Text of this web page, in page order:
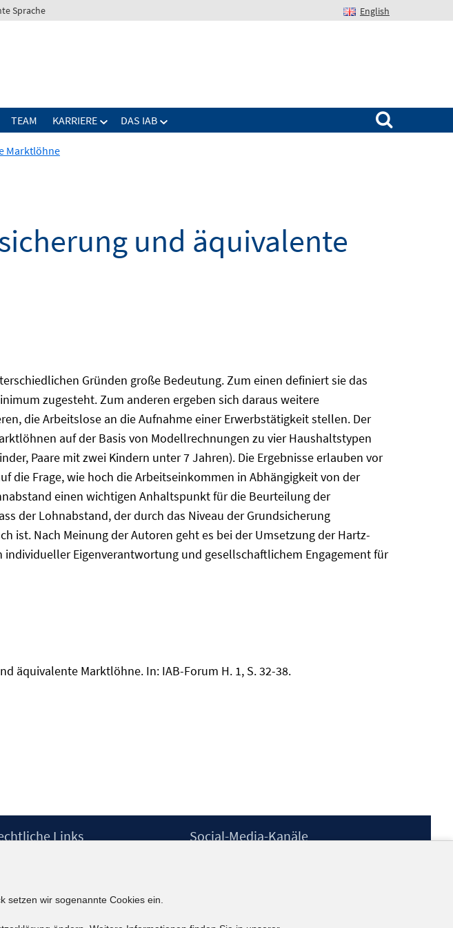
Sprache English
TEAM KARRIERE DAS IAB
Suchen nach:
Marktlöhne
und äquivalente
Gründen große Bedeutung. Zum einen definiert sie das
zugesteht. Zum anderen ergeben sich daraus weitere
die Arbeitslose an die Aufnahme einer Erwerbstätigkeit stellen. Der
auf der Basis von Modellrechnungen zu vier Haushaltstypen
Paare mit zwei Kindern unter 7 Jahren). Die Ergebnisse erlauben vor
Frage, wie hoch die Arbeitseinkommen in Abhängigkeit von der
einen wichtigen Anhaltspunkt für die Beurteilung der
der Lohnabstand, der durch das Niveau der Grundsicherung
Nach Meinung der Autoren geht es bei der Umsetzung der Hartz-
Eigenverantwortung und gesellschaftlichem Engagement für
äquivalente Marktlöhne. In: IAB-Forum H. 1, S. 32-38.
Links
zur Barrierefreiheit
Social-Media-Kanäle
setzen wir sogenannte Cookies ein.